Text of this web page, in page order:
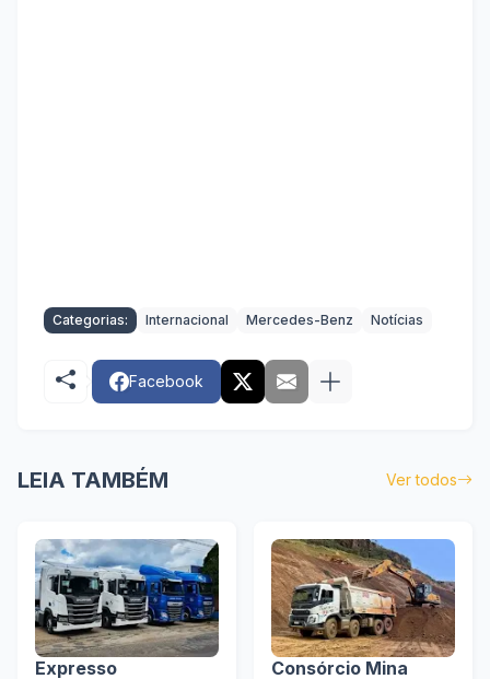
Categorias: Internacional Mercedes-Benz Notícias
Facebook
LEIA TAMBÉM Ver todos
Expresso
Consórcio Mina